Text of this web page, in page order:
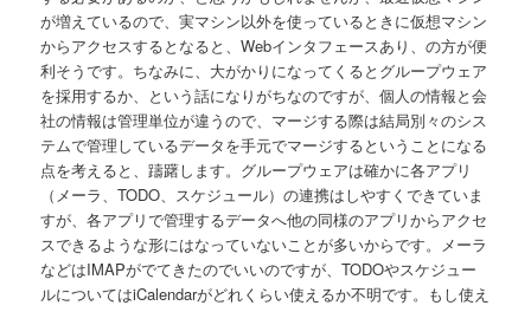
が増えているので、実マシン以外を使っているときに仮想マシン
からアクセスするとなると、Webインタフェースあり、の方が便
利そうです。ちなみに、大がかりになってくるとグループウェア
を採用するか、という話になりがちなのですが、個人の情報と会
社の情報は管理単位が違うので、マージする際は結局別々のシス
テムで管理しているデータを手元でマージするということになる
点を考えると、躊躇します。グループウェアは確かに各アプリ
（メーラ、TODO、スケジュール）の連携はしやすくできていま
すが、各アプリで管理するデータへ他の同様のアプリからアクセ
スできるような形にはなっていないことが多いからです。メーラ
などはIMAPがでてきたのでいいのですが、TODOやスケジュー
ルについてはiCalendarがどれくらい使えるか不明です。もし使え